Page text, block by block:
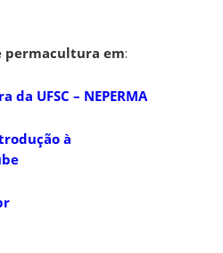
permacultura em:
UFSC – NEPERMA
à